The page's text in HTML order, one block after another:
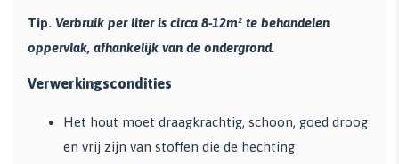
Tip. Verbruik per liter is circa 8-12m² te behandelen
oppervlak, afhankelijk van de ondergrond.
Verwerkingscondities
Het hout moet draagkrachtig, schoon, goed droog
en vrij zijn van stoffen die de hechting